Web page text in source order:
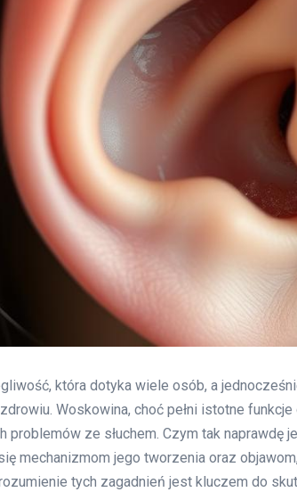
która dotyka wiele osób, a
Woskowina, choć pełni istotne
problemów ze słuchem. Czym tak naprawdę
mechanizmom jego tworzenia oraz
tych zagadnień jest kluczem do